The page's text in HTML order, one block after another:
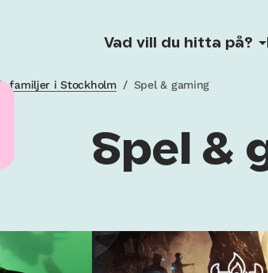
Vad vill du hitta på?
familjer i Stockholm / Spel & gaming
Spel &